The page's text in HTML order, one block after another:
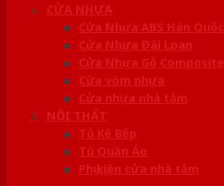
CỬA NHỰA
Cửa Nhựa ABS Hàn Quốc
Cửa Nhựa Đài Loan
Cửa Nhựa Gỗ Composite
Cửa vòm nhựa
Cửa nhựa nhà tắm
NỘI THẤT
Tủ Kệ Bếp
Tủ Quần Áo
Phụ kiện cửa nhà tắm